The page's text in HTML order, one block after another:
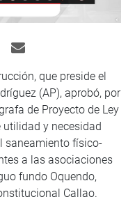
que preside el
(AP), aprobó, por
de Proyecto de Ley
utilidad y necesidad
saneamiento físico-
a las asociaciones
fundo Oquendo,
Callao.